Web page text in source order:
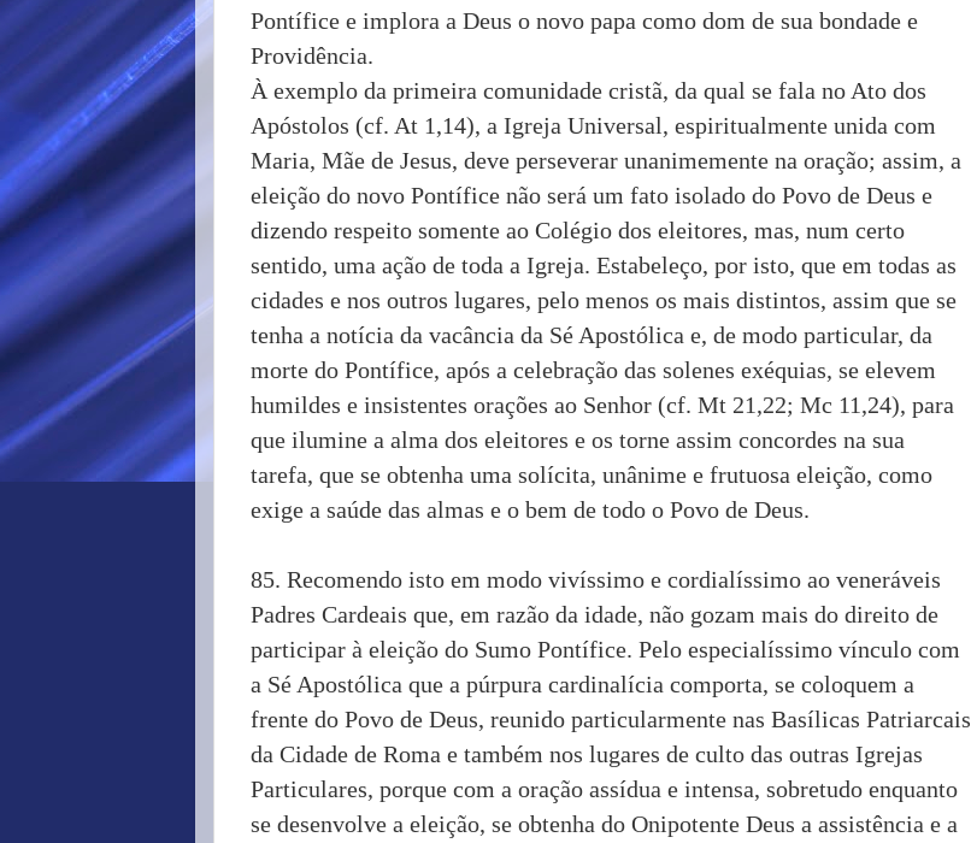
Pontífice e implora a Deus o novo papa como dom de sua bondade e
Providência.
À exemplo da primeira comunidade cristã, da qual se fala no Ato dos
Apóstolos (cf. At 1,14), a Igreja Universal, espiritualmente unida com
Maria, Mãe de Jesus, deve perseverar unanimemente na oração; assim, a
eleição do novo Pontífice não será um fato isolado do Povo de Deus e
dizendo respeito somente ao Colégio dos eleitores, mas, num certo
sentido, uma ação de toda a Igreja. Estabeleço, por isto, que em todas as
cidades e nos outros lugares, pelo menos os mais distintos, assim que se
tenha a notícia da vacância da Sé Apostólica e, de modo particular, da
morte do Pontífice, após a celebração das solenes exéquias, se elevem
humildes e insistentes orações ao Senhor (cf. Mt 21,22; Mc 11,24), para
que ilumine a alma dos eleitores e os torne assim concordes na sua
tarefa, que se obtenha uma solícita, unânime e frutuosa eleição, como
exige a saúde das almas e o bem de todo o Povo de Deus.
85. Recomendo isto em modo vivíssimo e cordialíssimo ao veneráveis
Padres Cardeais que, em razão da idade, não gozam mais do direito de
participar à eleição do Sumo Pontífice. Pelo especialíssimo vínculo com
a Sé Apostólica que a púrpura cardinalícia comporta, se coloquem a
frente do Povo de Deus, reunido particularmente nas Basílicas Patriarcais
da Cidade de Roma e também nos lugares de culto das outras Igrejas
Particulares, porque com a oração assídua e intensa, sobretudo enquanto
se desenvolve a eleição, se obtenha do Onipotente Deus a assistência e a